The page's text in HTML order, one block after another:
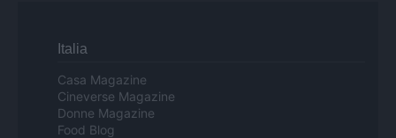
Italia
Casa Magazine
Cineverse Magazine
Donne Magazine
Food Blog